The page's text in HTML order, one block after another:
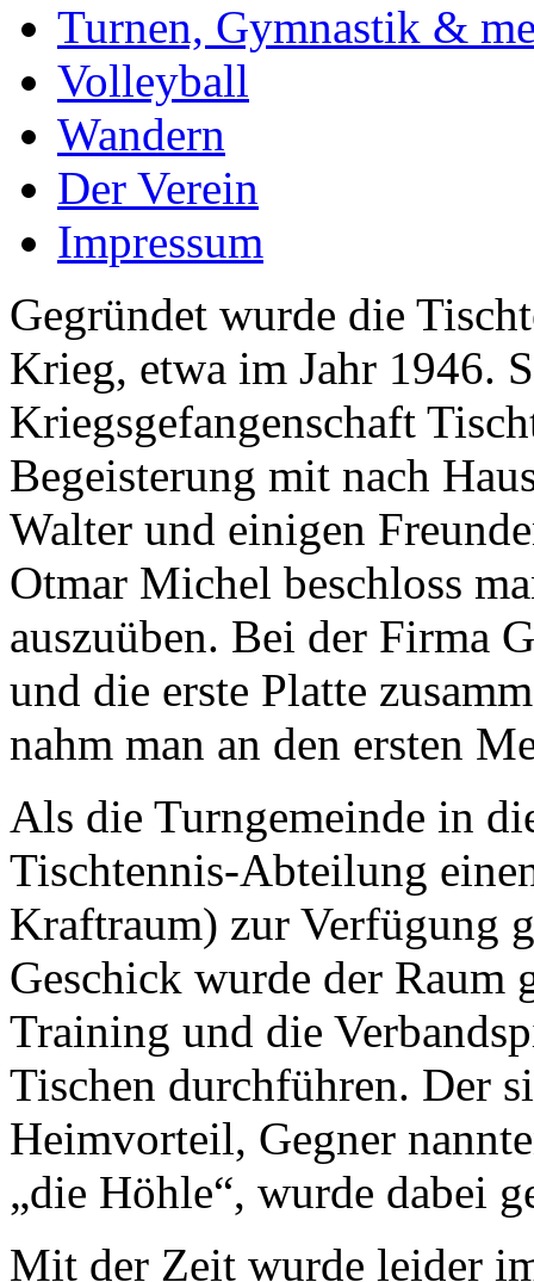
Turnen, Gymnastik &
Volleyball
Wandern
Der Verein
Impressum
Gegründet wurde die
Krieg, etwa im Jahr 1946.
Kriegsgefangenschaft
Begeisterung mit nach
Walter und einigen
Otmar Michel beschloss
auszuüben. Bei der Firma
und die erste Platte
nahm man an den ersten
Als die Turngemeinde in
Tischtennis-Abteilung
Kraftraum) zur Verfügung
Geschick wurde der Raum
Training und die
Tischen durchführen. Der
Heimvorteil, Gegner
„die Höhle“, wurde dabei
Mit der Zeit wurde leider